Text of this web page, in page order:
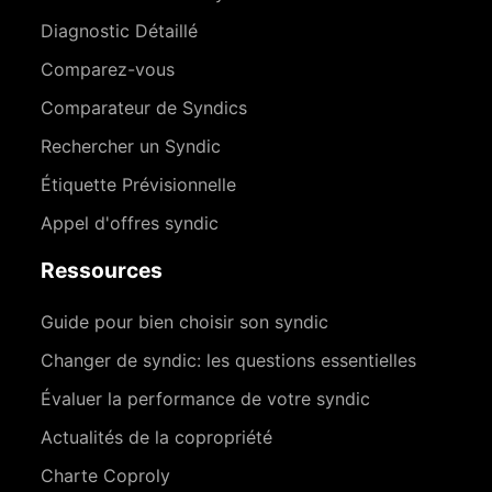
Diagnostic Détaillé
Comparez-vous
Comparateur de Syndics
Rechercher un Syndic
Étiquette Prévisionnelle
Appel d'offres syndic
Ressources
Guide pour bien choisir son syndic
Changer de syndic: les questions essentielles
Évaluer la performance de votre syndic
Actualités de la copropriété
Charte Coproly